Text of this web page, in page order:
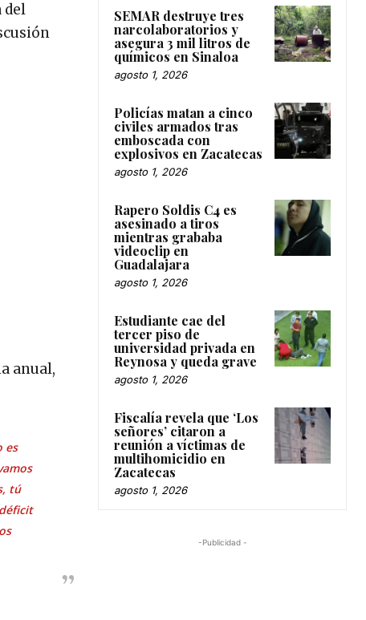
del
anual,
es
tú
SEMAR destruye tres
narcolaboratorios y
asegura 3 mil litros de
químicos en Sinaloa
agosto 1, 2026
Policías matan a cinco
civiles armados tras
emboscada con
explosivos en Zacatecas
agosto 1, 2026
Rapero Soldis C4 es
asesinado a tiros
mientras grababa
videoclip en
Guadalajara
agosto 1, 2026
Estudiante cae del
tercer piso de
universidad privada en
Reynosa y queda grave
agosto 1, 2026
Fiscalía revela que ‘Los
señores’ citaron a
reunión a víctimas de
multihomicidio en
Zacatecas
agosto 1, 2026
-Publicidad -